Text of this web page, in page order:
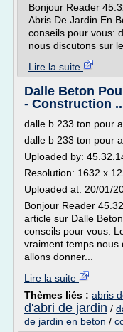
Bonjour Reader
Abris De Jardin En
conseils pour vous:
nous discutons sur
Lire la suite
Dalle Beton
- Construction
dalle b 233 ton pour
dalle b 233 ton pour
Uploaded by:
Resolution: 1632 x
Uploaded at: 20/01/
Bonjour Reader
article sur Dalle
conseils pour vous:
vraiment temps nous
allons donner...
Lire la suite
Thèmes liés : abris
d'abri de jardin /
de jardin en beton /